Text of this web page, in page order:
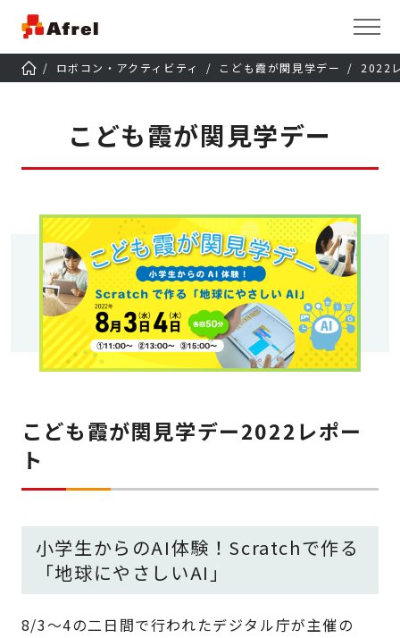
ロボコン・アクティビティ こども霞が関見学デー 2022
こども霞が関見学デー
こども霞が関見学デー2022レポー
ト
小学生からのAI体験！Scratchで作る
「地球にやさしいAI」
8/3～4の二日間で行われたデジタル庁が主催の